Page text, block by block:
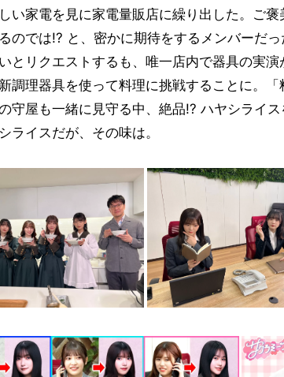
い家電を見に家電量販店に繰り出した。ご
のでは!? と、密かに期待をするメンバーだ
とリクエストするも、唯一店内で器具の実
調理器具を使って料理に挑戦することに。
守屋も一緒に見守る中、絶品!? ハヤシライ
ライスだが、その味は。